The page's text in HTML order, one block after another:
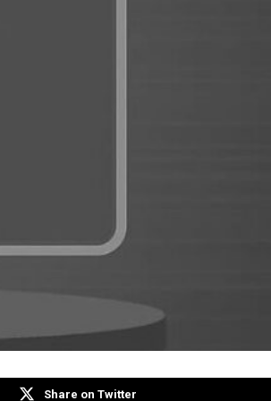
Share on Twitter